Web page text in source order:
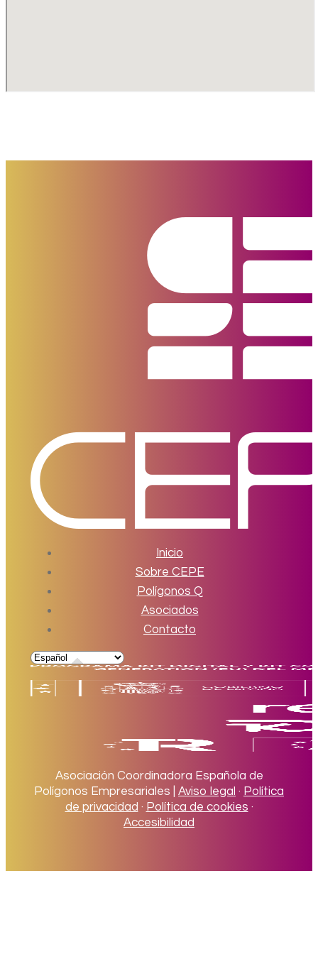
Inicio
Sobre CEPE
Polígonos Q
Asociados
Contacto
Asociación Coordinadora Española de
Polígonos Empresariales | Aviso legal · Política
de privacidad · Política de cookies ·
Accesibilidad